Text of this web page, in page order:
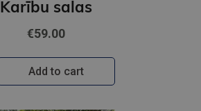
Karību salas
€59.00
Add to cart